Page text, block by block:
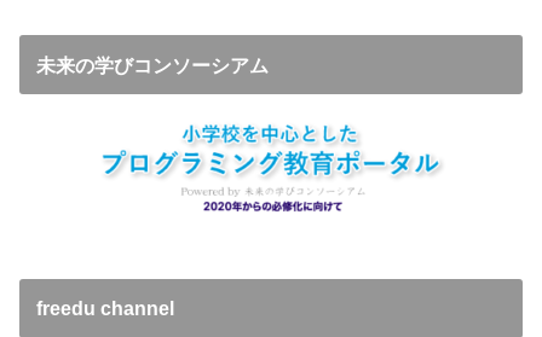
未来の学びコンソーシアム
freedu channel